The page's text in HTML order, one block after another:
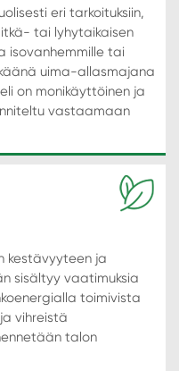
eri tarkoituksiin,
tai lyhytaikaisen
isovanhemmille tai
uima-allasmajana
on monikäyttöinen ja
vastaamaan
kestävyyteen ja
sisältyy vaatimuksia
toimivista
vihreistä
talon